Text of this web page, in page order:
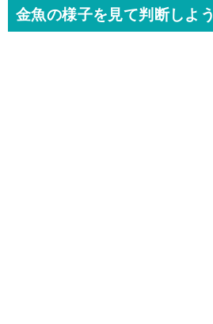
金魚の様子を見て判断しよう